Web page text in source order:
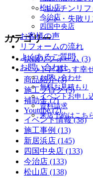
松山店
今治店
四国中央店
お客様の声
リフォームの流れ
よくあるご質問
お問い合わせ
お問い合わせ
無料お見積もり
イベントお申し
資料請求
来店予約はこち
キッチンリ
ット・失敗
カテゴリー
快眠リフォーム (3)
ペットと暮らす幸
商品紹介 (3)
施工ブログ (5)
補助金 (7)
Youtube (7)
イベント情報 (38)
施工事例 (13)
新居浜店 (145)
四国中央店 (133)
今治店 (133)
松山店 (138)